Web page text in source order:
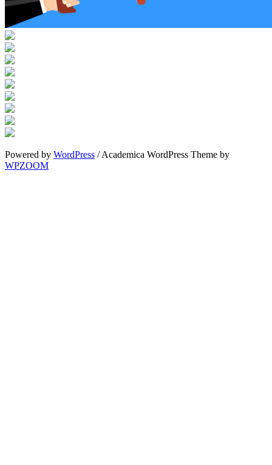
Powered by WordPress / Academica WordPress Theme by
WPZOOM